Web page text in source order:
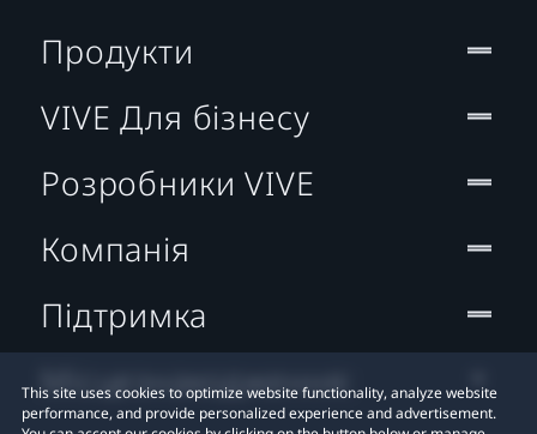
This site uses cookies to optimize website functionality, analyze website
performance, and provide personalized experience and advertisement.
Продукти
VIVE Для бізнесу
Розробники VIVE
Компанія
Підтримка
Місцезнаходження: